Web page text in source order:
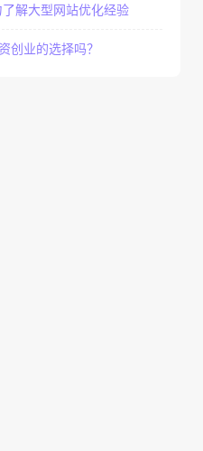
解大型网站优化经验
创业的选择吗？